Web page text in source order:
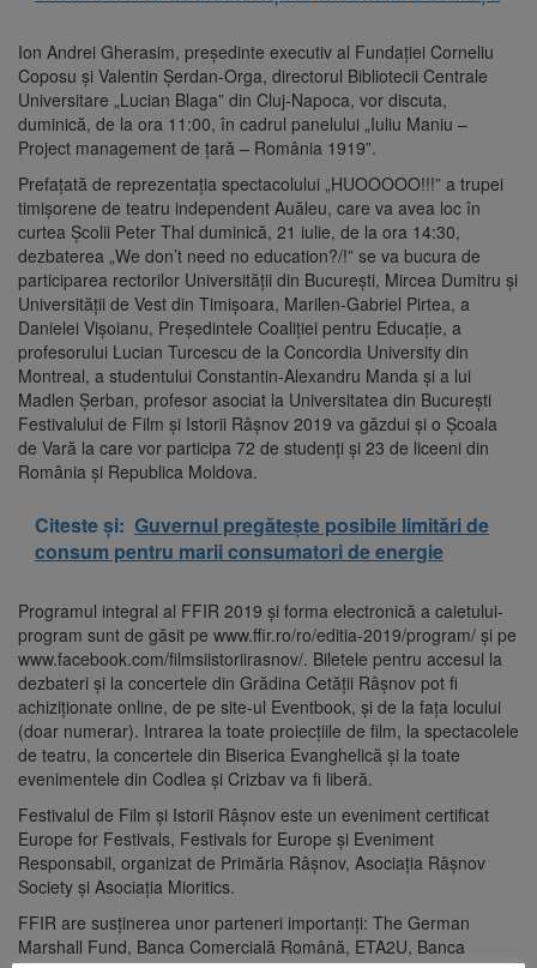
Ion Andrei Gherasim, preşedinte executiv al Fundaţiei Corneliu
Coposu şi Valentin Şerdan-Orga, directorul Bibliotecii Centrale
Universitare „Lucian Blaga” din Cluj-Napoca, vor discuta,
duminică, de la ora 11:00, în cadrul panelului „Iuliu Maniu –
Project management de ţară – România 1919”.
Prefaţată de reprezentaţia spectacolului „HUOOOOO!!!” a trupei
timişorene de teatru independent Auăleu, care va avea loc în
curtea Şcolii Peter Thal duminică, 21 iulie, de la ora 14:30,
dezbaterea „We don’t need no education?/!” se va bucura de
participarea rectorilor Universităţii din Bucureşti, Mircea Dumitru şi
Universităţii de Vest din Timişoara, Marilen-Gabriel Pirtea, a
Danielei Vişoianu, Preşedintele Coaliţiei pentru Educaţie, a
profesorului Lucian Turcescu de la Concordia University din
Montreal, a studentului Constantin-Alexandru Manda şi a lui
Madlen Şerban, profesor asociat la Universitatea din Bucureşti
Festivalului de Film şi Istorii Râşnov 2019 va găzdui şi o Şcoala
de Vară la care vor participa 72 de studenţi şi 23 de liceeni din
România şi Republica Moldova.
Citeste și: Guvernul pregătește posibile limitări de
consum pentru marii consumatori de energie
Programul integral al FFIR 2019 şi forma electronică a caietului-
program sunt de găsit pe www.ffir.ro/ro/editia-2019/program/ şi pe
www.facebook.com/filmsiistoriirasnov/. Biletele pentru accesul la
dezbateri şi la concertele din Grădina Cetăţii Râşnov pot fi
achiziţionate online, de pe site-ul Eventbook, şi de la faţa locului
(doar numerar). Intrarea la toate proiecţiile de film, la spectacolele
de teatru, la concertele din Biserica Evanghelică şi la toate
evenimentele din Codlea şi Crizbav va fi liberă.
Festivalul de Film şi Istorii Râşnov este un eveniment certificat
Europe for Festivals, Festivals for Europe şi Eveniment
Responsabil, organizat de Primăria Râşnov, Asociaţia Râşnov
Society şi Asociaţia Mioritics.
FFIR are susţinerea unor parteneri importanţi: The German
Marshall Fund, Banca Comercială Română, ETA2U, Banca